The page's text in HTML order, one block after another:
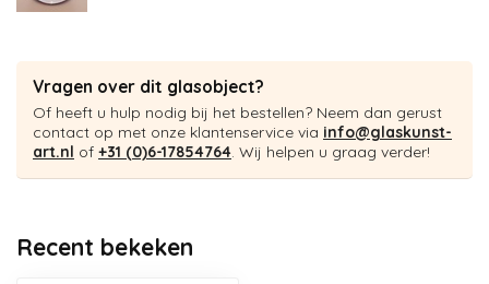
Vragen over dit glasobject?
Of heeft u hulp nodig bij het bestellen? Neem dan gerust
contact op met onze klantenservice via info@glaskunst-
art.nl of +31 (0)6-17854764. Wij helpen u graag verder!
Recent bekeken